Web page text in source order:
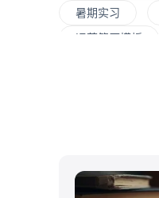
暑期实习
运营简历模板
传播学